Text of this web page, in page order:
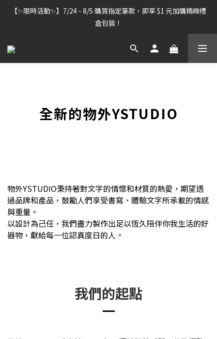
【雷雕訂單出貨暫停】7/30–8/7 進行機器維護，期間「含雷雕之
訂單」將暫停出貨，敬請見諒。
【✨限時活動✨】7/24 - 8/5 購買指定筆款，即享 $1 元加購精緻禮
盒包裝！
【雷雕訂單出貨暫停】7/30–8/7 進行機器維護，期間「含雷雕之
全新的物外YSTUDIO
物外YSTUDIO秉持著對文字的情懷和材質的熱愛，期望透
過品牌和產品，鼓勵人們享受書寫、體驗文字所承載的情感
與重量。
以設計為己任，我們盡力製作出足以恆久陪伴你我生活的好
器物，獻給每一位認真度日的人。
我們的起點